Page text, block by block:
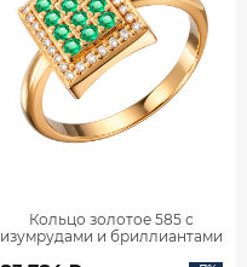
Кольцо золотое 585 с
изумрудами и бриллиантами